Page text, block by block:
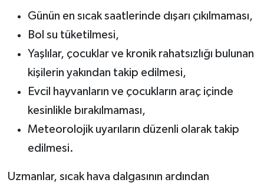
Günün en sıcak saatlerinde dışarı çıkılmaması,
Bol su tüketilmesi,
Yaşlılar, çocuklar ve kronik rahatsızlığı bulunan
kişilerin yakından takip edilmesi,
Evcil hayvanların ve çocukların araç içinde
kesinlikle bırakılmaması,
Meteorolojik uyarıların düzenli olarak takip
edilmesi.
Uzmanlar, sıcak hava dalgasının ardından